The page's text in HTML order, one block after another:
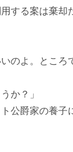
する案は棄却
いのよ。とこ
か？」
ト公爵家の養子